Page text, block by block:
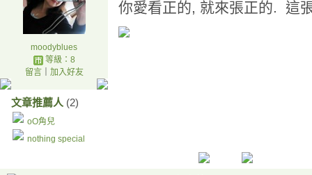
moodyblues
等級：8
留言｜ 加入好友
文章推薦人 (2)
oO角兒
nothing special
你愛看正的, 就來張正的. 這